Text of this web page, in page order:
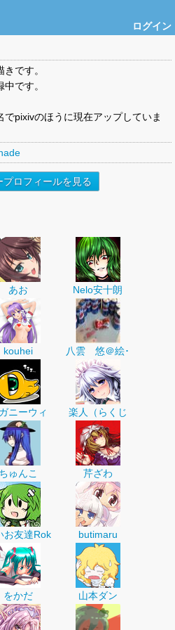
ログイン
です。
です。
でpixivのほうに現在アップしていま
プロフィールを見る
あお Nelo安十朗
kouhei 八雲 悠＠絵･
ニーウィ 楽人（らくじ
ちゅんこ 芹ざわ
お友達Rok butimaru
をかだ 山本ダン